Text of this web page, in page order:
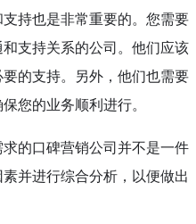
持也是非常重要的。您需要
支持关系的公司。他们应该
的支持。另外，他们也需要
您的业务顺利进行。
的口碑营销公司并不是一件
并进行综合分析，以便做出